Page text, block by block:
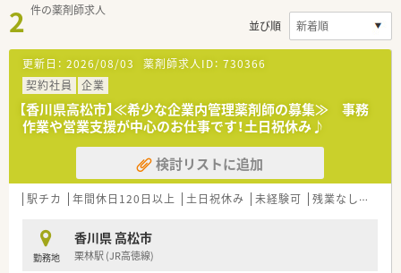
2 件の薬剤師求人
並び順
更新日： 2026/08/03 薬剤師求人ID： 730366
契約社員
企業
【香川県高松市】≪希少な企業内管理薬剤師の募集≫ 事務
作業や営業支援が中心のお仕事です！土日祝休み♪
検討リストに追加
駅チカ 年間休日120日以上 土日祝休み 未経験可 残業なし(ほぼなし含む)
勤務地
香川県 高松市
栗林駅 (JR高徳線)